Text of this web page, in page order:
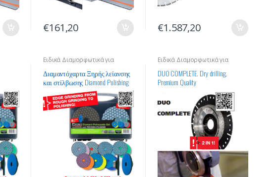
€161,20 €1.587,20
Ειδικά Διαμορφωτικά για
Επεξεργασία Υλικών
Διαμαντόχαρτα Ξηρής λείανσης
και στίλβωσης Diamond Polishing
Pads. Dry drilling. Premium Quality
Ειδικά Διαμορφωτικά για
Επεξεργασία Υλικών
DUO COMPLETE. Dry drilling.
Premium Quality